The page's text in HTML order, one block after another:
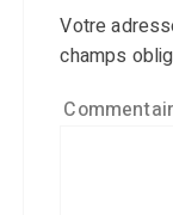
Votre
champs